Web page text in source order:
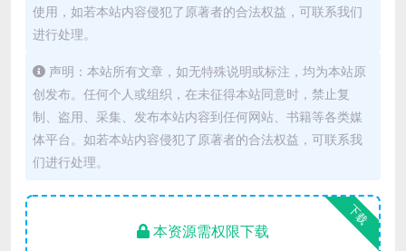
使用，如若本站内容侵犯了原著者的合法权益，可联系我们
进行处理。
声明：本站所有文章，如无特殊说明或标注，均为本站原
创发布。任何个人或组织，在未征得本站同意时，禁止复
制、盗用、采集、发布本站内容到任何网站、书籍等各类媒
体平台。如若本站内容侵犯了原著者的合法权益，可联系我
们进行处理。
下载
本资源需权限下载